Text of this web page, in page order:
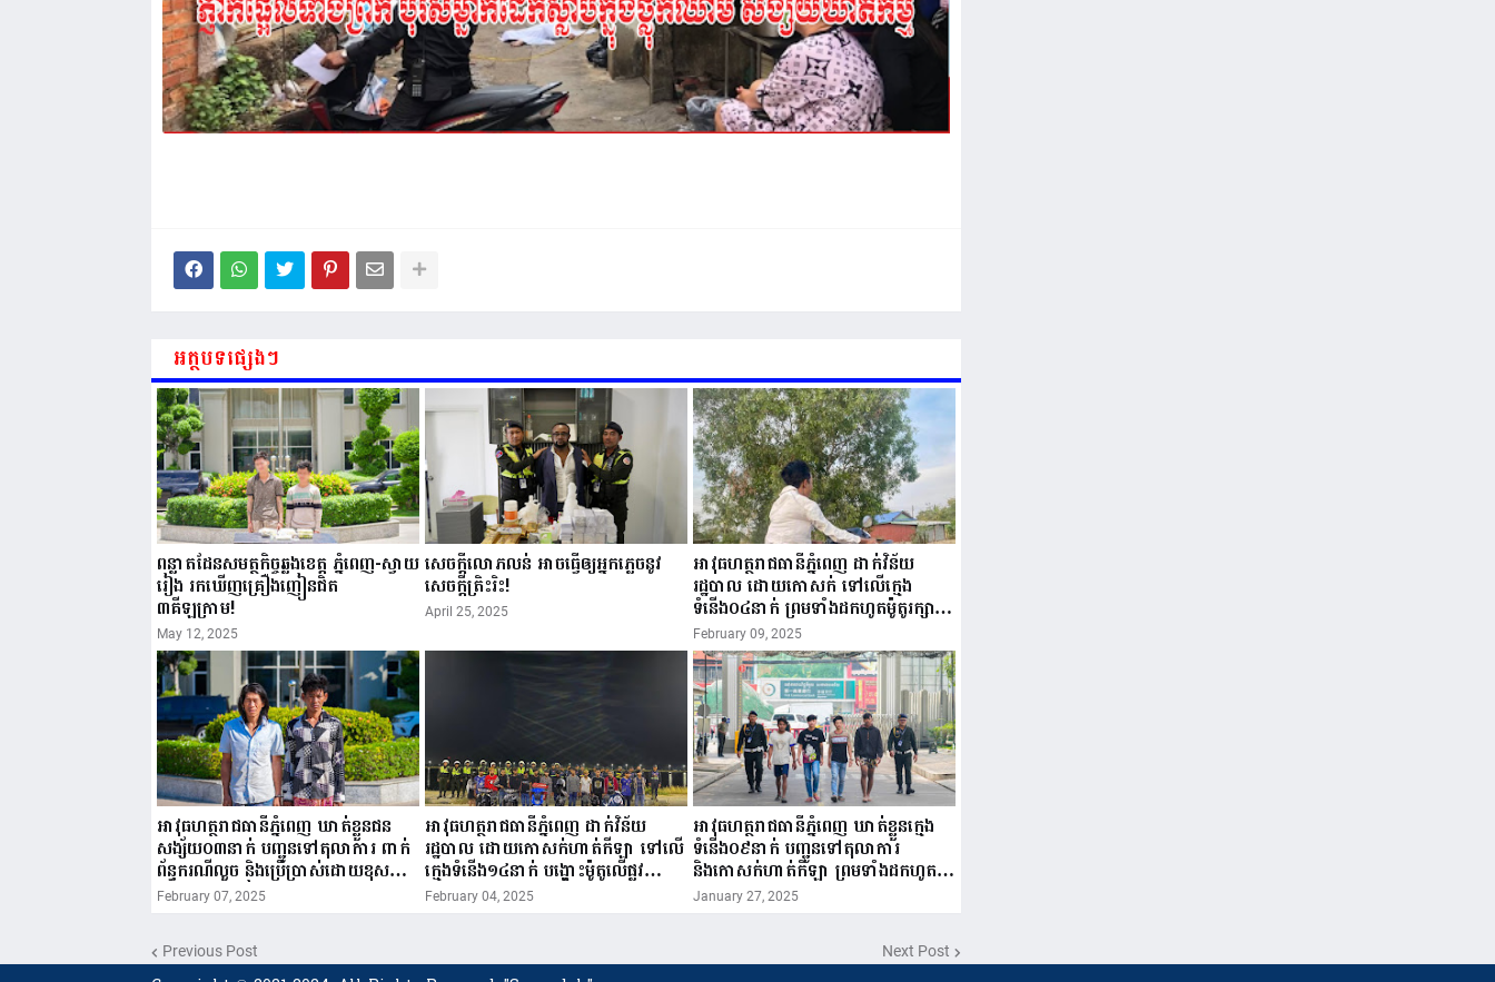
អត្ថបទផ្សេងៗ
ពន្លាតដែនសមត្ថកិច្ចឆ្លងខេត្ត ភ្នំពេញ-ស្វាយ
រៀង រកឃើញគ្រឿងញៀនជិត
៣គីឡូក្រាម!
May 12, 2025
សេចក្តីលោភលន់ អាចធ្វើឲ្យអ្នកភ្លេចនូវ
សេចក្តីត្រិះរិះ!
April 25, 2025
អាវុធហត្ថរាជធានីភ្នំពេញ ដាក់វិន័យ
រដ្ឋបាល ដោយកោសក់ ទៅលើក្មេង
ទំនើង០៤នាក់ ព្រមទាំងដកហូតម៉ូតូរក្សាទុក
០៣ខែ!
February 09, 2025
អាវុធហត្ថរាជធានីភ្នំពេញ ឃាត់ខ្លួនជន
សង្ស័យ០៣នាក់ បញ្ជូនទៅតុលាការ ពាក់
ព័ន្ធករណីលួច និងប្រើប្រាស់ដោយខុសច្បាប់
នូវសារធាតុញៀន!
February 07, 2025
អាវុធហត្ថរាជធានីភ្នំពេញ ដាក់វិន័យ
រដ្ឋបាល ដោយកោសក់ហាត់កីឡា ទៅលើ
ក្មេងទំនើង១៤នាក់ បង្ហោះម៉ូតូលើផ្លូវ
សាធារណៈ!
February 04, 2025
អាវុធហត្ថរាជធានីភ្នំពេញ ឃាត់ខ្លួនក្មេង
ទំនើង០៩នាក់ បញ្ជូនទៅតុលាការ
និងកោសក់ហាត់កីឡា ព្រមទាំងដកហូត
ម៉ូតូរក្សាទុក ០៣ខែ!
January 27, 2025
Previous Post Next Post